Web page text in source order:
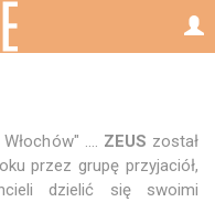
.... ZEUS został
przez grupę przyjaciół,
dzielić się swoimi